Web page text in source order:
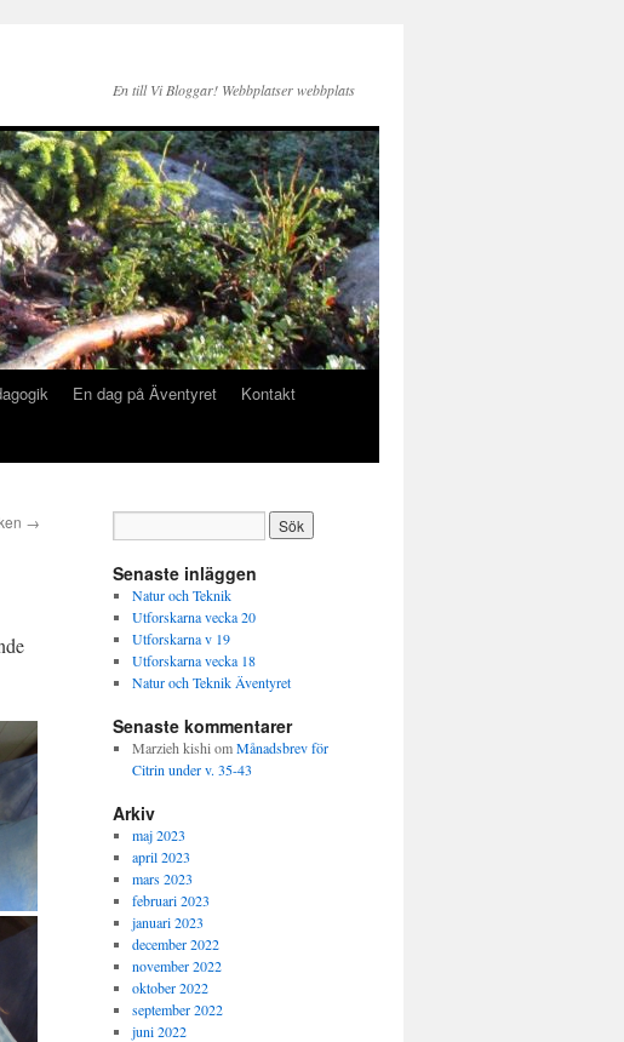
En till Vi Bloggar! Webbplatser webbplats
En dag på Äventyret
Kontakt
→
Senaste inläggen
Natur och Teknik
Utforskarna vecka 20
Utforskarna v 19
Utforskarna vecka 18
Natur och Teknik Äventyret
Senaste kommentarer
Marzieh kishi omMånadsbrev för
Citrin under v. 35-43
Arkiv
maj 2023
april 2023
mars 2023
februari 2023
januari 2023
december 2022
november 2022
oktober 2022
september 2022
juni 2022